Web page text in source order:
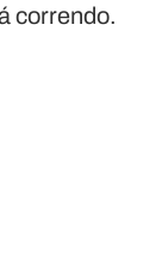
correndo.